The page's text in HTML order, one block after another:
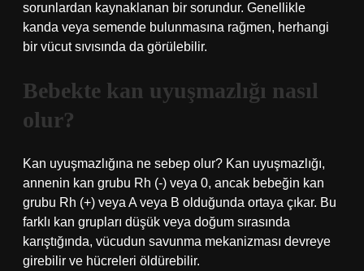
sorunlardan kaynaklanan bir sorundur. Genellikle
kanda veya semende bulunmasına rağmen, herhangi
bir vücut sıvısında da görülebilir.
Bebekte kan uyuşmazlığı nasıl
olur?
Kan uyuşmazlığına ne sebep olur? Kan uyuşmazlığı,
annenin kan grubu Rh (-) veya 0, ancak bebeğin kan
grubu Rh (+) veya A veya B olduğunda ortaya çıkar. Bu
farklı kan grupları düşük veya doğum sırasında
karıştığında, vücudun savunma mekanizması devreye
girebilir ve hücreleri öldürebilir.